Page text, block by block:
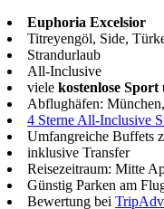
Euphoria Excelsior
Titreyengöl, Side,
Strandurlaub
All-Inclusive
viele kostenlose
Abflughäfen:
4 Sterne All-Inclusive
Umfangreiche Buffets
inklusive Transfer
Reisezeitraum: Mitte
Günstig Parken am
Bewertung bei